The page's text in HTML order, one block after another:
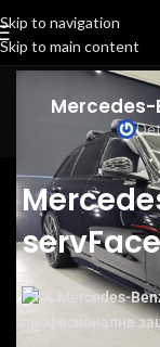
Skip to navigation
Skip to main content
Mercedes-
Mercedes-
професионална